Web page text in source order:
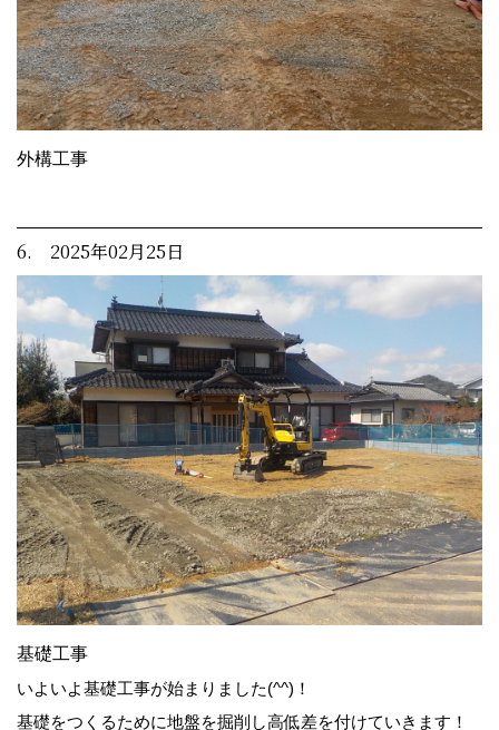
外構工事
6. 2025年02月25日
基礎工事
いよいよ基礎工事が始まりました(^^)！
基礎をつくるために地盤を掘削し高低差を付けていきます！